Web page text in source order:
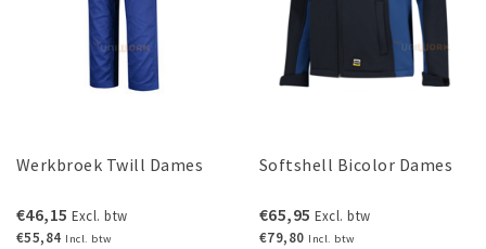
Werkbroek Twill Dames
€46,15 Excl. btw
€55,84 Incl. btw
Softshell Bicolor Dames
€65,95 Excl. btw
€79,80 Incl. btw